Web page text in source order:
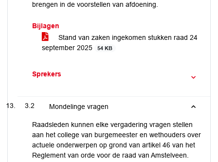
brengen in de voorstellen van afdoening.
Bijlagen
Stand van zaken ingekomen stukken raad 24
september 2025
54 KB
Sprekers
3.2 Mondelinge vragen
Raadsleden kunnen elke vergadering vragen stellen
aan het college van burgemeester en wethouders over
actuele onderwerpen op grond van artikel 46 van het
Reglement van orde voor de raad van Amstelveen.